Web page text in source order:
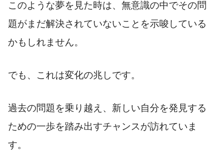
このような夢を見た時は、無意識の中でその問
題がまだ解決されていないことを示唆している
かもしれません。
でも、これは変化の兆しです。
過去の問題を乗り越え、新しい自分を発見する
ための一歩を踏み出すチャンスが訪れていま
す。